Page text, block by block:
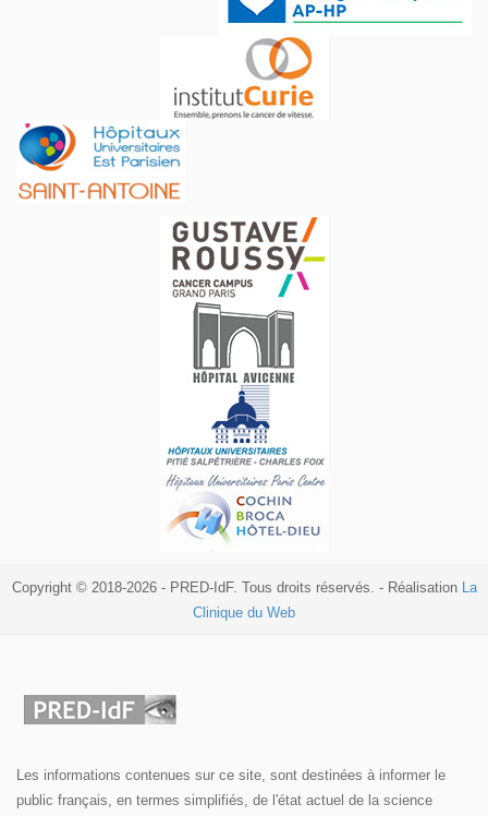
Copyright © 2018-2026 - PRED-IdF. Tous droits réservés. - Réalisation La
Clinique du Web
Les informations contenues sur ce site, sont destinées à informer le
public français, en termes simplifiés, de l'état actuel de la science